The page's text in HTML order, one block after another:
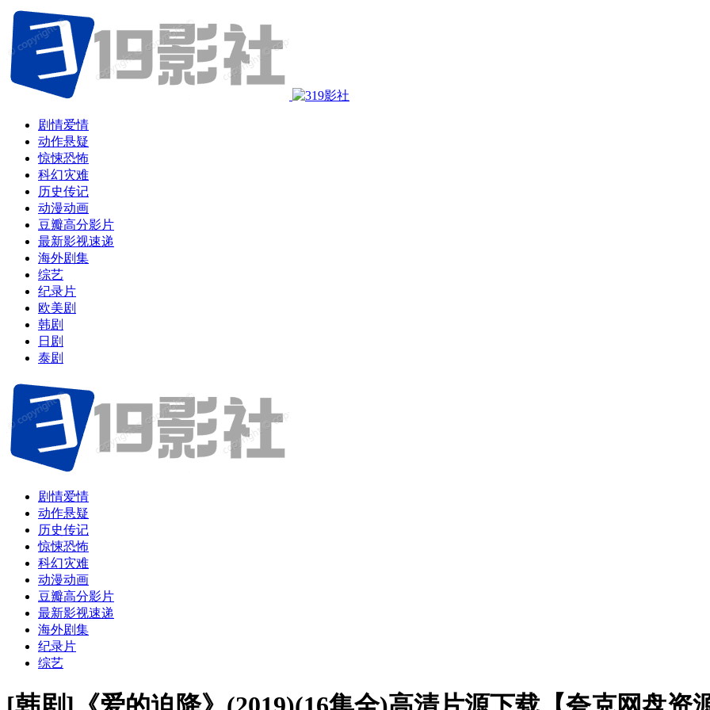
剧情爱情
动作悬疑
惊悚恐怖
科幻灾难
历史传记
动漫动画
豆瓣高分影片
最新影视速递
海外剧集
综艺
纪录片
欧美剧
韩剧
日剧
泰剧
剧情爱情
动作悬疑
历史传记
惊悚恐怖
科幻灾难
动漫动画
豆瓣高分影片
最新影视速递
海外剧集
纪录片
综艺